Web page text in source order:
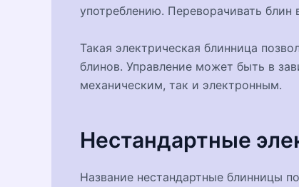
употреблению. Переворачивать блин
Такая электрическая блинница
блинов. Управление может быть в
механическим, так и электронным.
Нестандартные
Название нестандартные блинницы